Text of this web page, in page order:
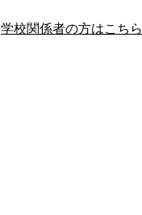
学校関係者の方はこちら